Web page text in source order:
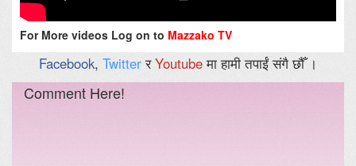
For More videos Log on to Mazzako TV
Facebook, TwitterरYoutubeमा हामी तपाईं संगै छौँ ।
Comment Here!